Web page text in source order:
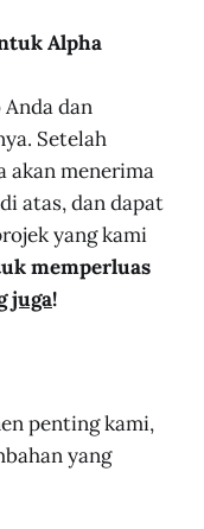
Alpha
dan
Setelah
akan menerima
atas, dan dapat
yang kami
memperluas
juga!
penting kami,
yang